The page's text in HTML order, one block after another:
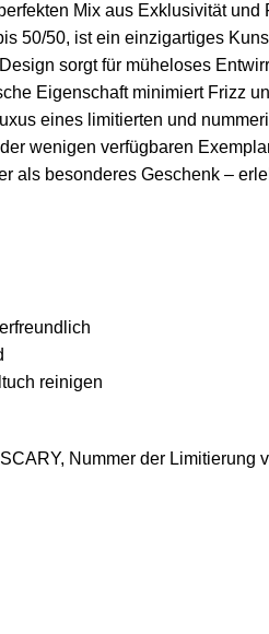
Mix aus Exklusivität
50/50, ist ein einzigartiges
sorgt für müheloses
Eigenschaft minimiert Frizz
eines limitierten und
wenigen verfügbaren
als besonderes Geschenk –
reinigen
Nummer der Limitierung